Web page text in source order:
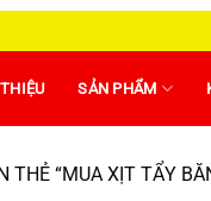
SẢN PHẨM
THẺ “MUA XỊT TẨY